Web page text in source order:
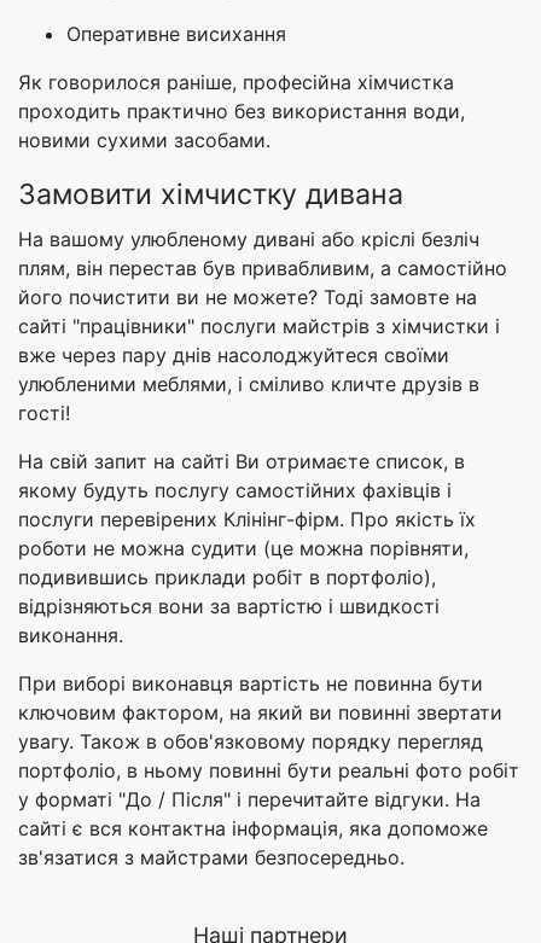
Оперативне висихання
Як говорилося раніше, професійна хімчистка
проходить практично без використання води,
новими сухими засобами.
Замовити хімчистку дивана
На вашому улюбленому дивані або кріслі безліч
плям, він перестав був привабливим, а самостійно
його почистити ви не можете? Тоді замовте на
сайті "працівники" послуги майстрів з хімчистки і
вже через пару днів насолоджуйтеся своїми
улюбленими меблями, і сміливо кличте друзів в
гості!
На свій запит на сайті Ви отримаєте список, в
якому будуть послугу самостійних фахівців і
послуги перевірених Клінінг-фірм. Про якість їх
роботи не можна судити (це можна порівняти,
подивившись приклади робіт в портфоліо),
відрізняються вони за вартістю і швидкості
виконання.
При виборі виконавця вартість не повинна бути
ключовим фактором, на який ви повинні звертати
увагу. Також в обов'язковому порядку перегляд
портфоліо, в ньому повинні бути реальні фото робіт
у форматі "До / Після" і перечитайте відгуки. На
сайті є вся контактна інформація, яка допоможе
зв'язатися з майстрами безпосередньо.
Наші партнери